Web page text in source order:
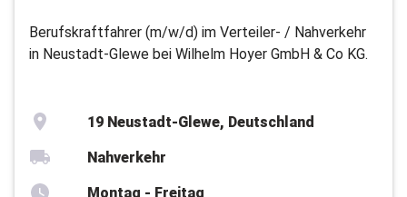
Berufskraftfahrer (m/w/d) im Verteiler- / Nahverkehr
in Neustadt-Glewe bei Wilhelm Hoyer GmbH & Co KG.
19 Neustadt-Glewe, Deutschland
Nahverkehr
Montag - Freitag